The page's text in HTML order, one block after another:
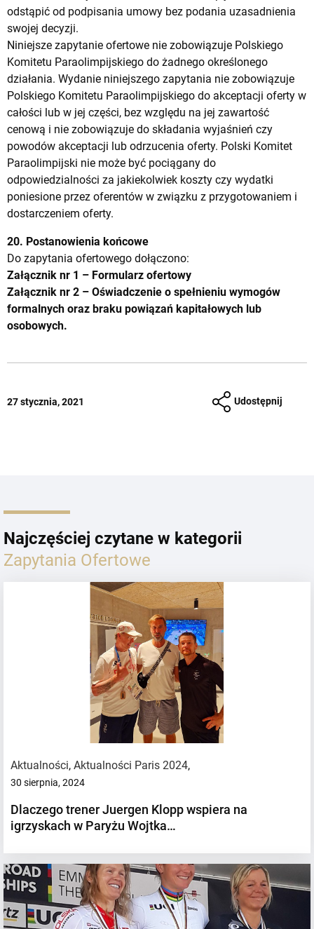
odstąpić od podpisania umowy bez podania uzasadnienia
swojej decyzji.
Niniejsze zapytanie ofertowe nie zobowiązuje Polskiego
Komitetu Paraolimpijskiego do żadnego określonego
działania. Wydanie niniejszego zapytania nie zobowiązuje
Polskiego Komitetu Paraolimpijskiego do akceptacji oferty w
całości lub w jej części, bez względu na jej zawartość
cenową i nie zobowiązuje do składania wyjaśnień czy
powodów akceptacji lub odrzucenia oferty. Polski Komitet
Paraolimpijski nie może być pociągany do
odpowiedzialności za jakiekolwiek koszty czy wydatki
poniesione przez oferentów w związku z przygotowaniem i
dostarczeniem oferty.
20. Postanowienia końcowe
Do zapytania ofertowego dołączono:
Załącznik nr 1 – Formularz ofertowy
Załącznik nr 2 – Oświadczenie o spełnieniu wymogów
formalnych oraz braku powiązań kapitałowych lub
osobowych.
27 stycznia, 2021 Udostępnij
Najczęściej czytane w kategorii
Zapytania Ofertowe
Aktualności, Aktualności Paris 2024,
30 sierpnia, 2024
Dlaczego trener Juergen Klopp wspiera na
igrzyskach w Paryżu Wojtka…